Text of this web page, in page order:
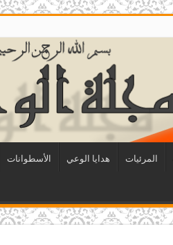
المرئيات هدايا الوعي الأسطوانات